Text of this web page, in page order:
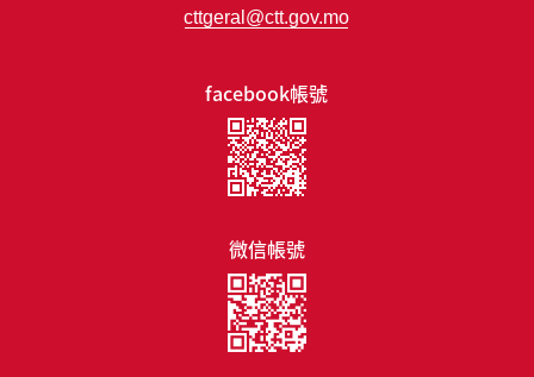
facebook帳號
微信帳號
cttgeral@ctt.gov.mo